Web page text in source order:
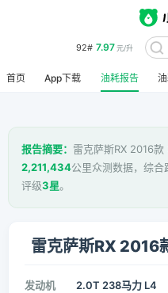
92# 7.97元/升
首页 App下载 油耗报告
报告摘要： 雷克萨斯RX 2016
2,211,434公里众测数据，综合
评级3星。
雷克萨斯RX 2016
发动机 2.0T 238马力 L4